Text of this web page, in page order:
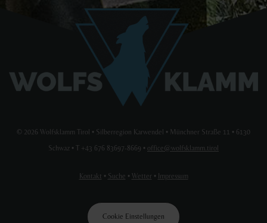
© 2026 Wolfsklamm Tirol • Silberregion Karwendel • Münchner Straße 11 • 6130
Schwaz • T +43 676 83697-8669 • office@wolfsklamm.tirol
Kontakt • Suche • Wetter • Impressum
Cookie Einstellungen